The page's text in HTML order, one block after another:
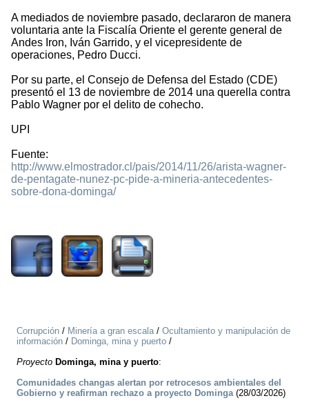
A mediados de noviembre pasado, declararon de manera
voluntaria ante la Fiscalía Oriente el gerente general de
Andes Iron, Iván Garrido, y el vicepresidente de
operaciones, Pedro Ducci.
Por su parte, el Consejo de Defensa del Estado (CDE)
presentó el 13 de noviembre de 2014 una querella contra
Pablo Wagner por el delito de cohecho.
UPI
Fuente:
http://www.elmostrador.cl/pais/2014/11/26/arista-wagner-
de-pentagate-nunez-pc-pide-a-mineria-antecedentes-
sobre-dona-dominga/
Corrupción / Minería a gran escala/ Ocultamiento y manipulación de
información / Dominga, mina y puerto /
Proyecto Dominga, mina y puerto:
Comunidades changas alertan por retrocesos ambientales del
Gobierno y reafirman rechazo a proyecto Dominga(28/03/2026)